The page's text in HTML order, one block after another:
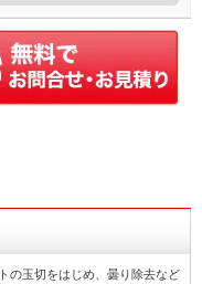
の玉切をはじめ、曇り除去など